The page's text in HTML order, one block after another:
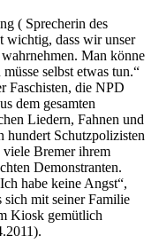
( Sprecherin des
wichtig, dass wir unser
Man könne
selbst etwas tun.“
Faschisten, die NPD
dem gesamten
Liedern, Fahnen und
hundert Schutzpolizisten
viele Bremer ihrem
Demonstranten.
habe keine Angst“,
sich mit seiner Familie
Kiosk gemütlich